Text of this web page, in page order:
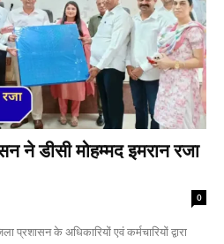
ने डीसी मोहम्मद इमरान रजा
0
के अधिकारियों एवं कर्मचारियों द्वारा